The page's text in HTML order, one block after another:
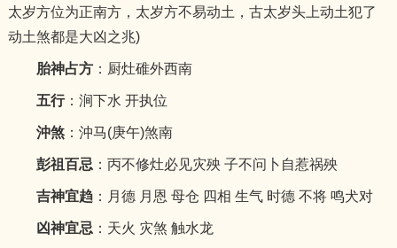
太岁方位为正南方，太岁方不易动土，古太岁头上动土犯了
动土煞都是大凶之兆)
胎神占方：厨灶碓外西南
五行：涧下水 开执位
沖煞：沖马(庚午)煞南
彭祖百忌 ：丙不修灶必见灾殃 子不问卜自惹祸殃
吉神宜趋：月德 月恩 母仓 四相 生气 时德 不将 鸣犬对
凶神宜忌 ：天火 灾煞 触水龙